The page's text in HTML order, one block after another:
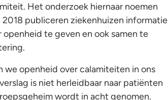
Het onderzoek hiernaar noemen
publiceren ziekenhuizen informatie
te geven en ook samen te
openheid over calamiteiten in ons
is niet herleidbaar naar patiënten
wordt in acht genomen.